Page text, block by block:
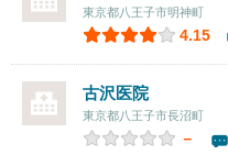
東京都八王子市明神町
4.15
古沢医院
東京都八王子市長沼町
－